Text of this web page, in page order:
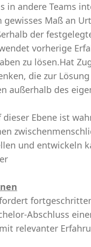
in andere Teams
gewisses Maß an
der
vorherige
zu lösen.Hat
die zur
außerhalb des
dieser Ebene ist
und entwickeln
Abschluss
relevanter